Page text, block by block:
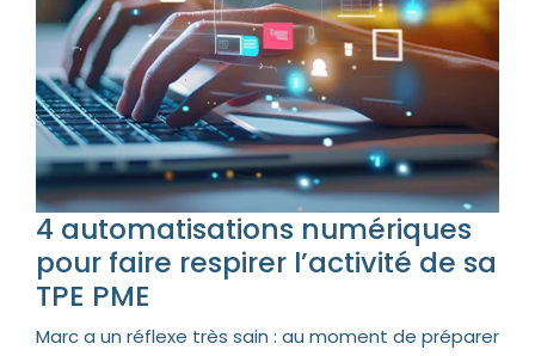
4 automatisations numériques
pour faire respirer l’activité de sa
TPE PME
Marc a un réflexe très sain : au moment de préparer